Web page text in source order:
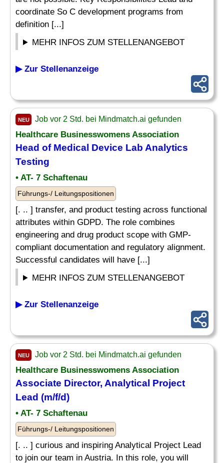
coordinate So C development programs from
definition [...]
MEHR INFOS ZUM STELLENANGEBOT
▶ Zur Stellenanzeige
NEU Job vor 2 Std. bei Mindmatch.ai gefunden
Healthcare Businesswomens Association
Head of Medical Device Lab Analytics
Testing
• AT- 7 Schaftenau
Führungs-/ Leitungspositionen
[. .. ] transfer, and product testing across functional
attributes within GDPD. The role combines
engineering and drug product scope with GMP-
compliant documentation and regulatory alignment.
Successful candidates will have [...]
MEHR INFOS ZUM STELLENANGEBOT
▶ Zur Stellenanzeige
NEU Job vor 2 Std. bei Mindmatch.ai gefunden
Healthcare Businesswomens Association
Associate Director, Analytical Project
Lead (m/f/d)
• AT- 7 Schaftenau
Führungs-/ Leitungspositionen
[. .. ] curious and inspiring Analytical Project Lead
to join our team in Austria. In this role, you will